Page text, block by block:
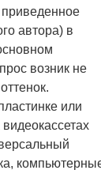
приведенное
автора) в
возник не
или